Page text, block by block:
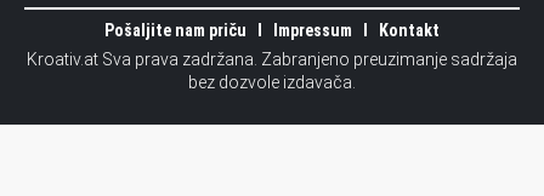
Pošaljite nam priču Impressum
Kontakt
Kroativ.at Sva prava zadržana. Zabranjeno preuzimanje sadržaja
bez dozvole izdavača.